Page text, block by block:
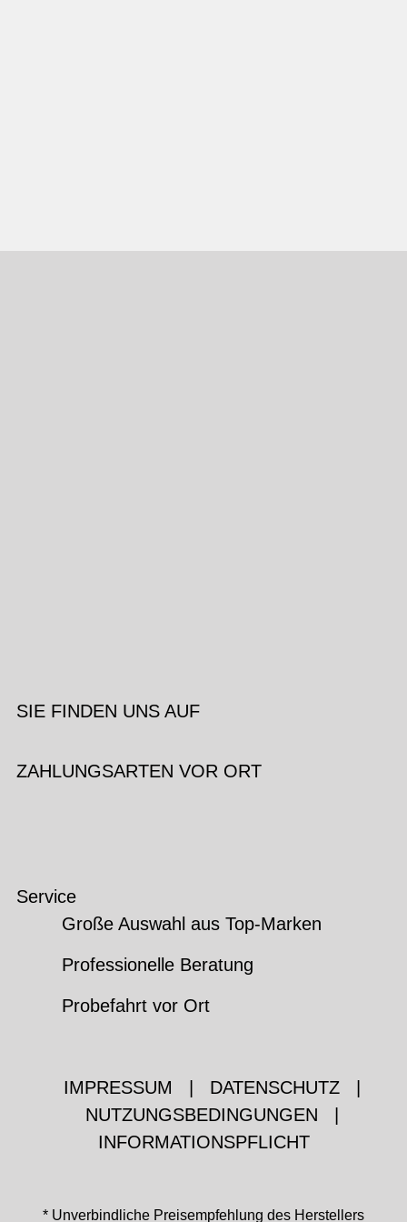
SIE FINDEN UNS AUF
ZAHLUNGSARTEN VOR ORT
Service
Große Auswahl aus Top-Marken
Professionelle Beratung
Probefahrt vor Ort
IMPRESSUM DATENSCHUTZ
NUTZUNGSBEDINGUNGEN
INFORMATIONSPFLICHT
* Unverbindliche Preisempfehlung des Herstellers